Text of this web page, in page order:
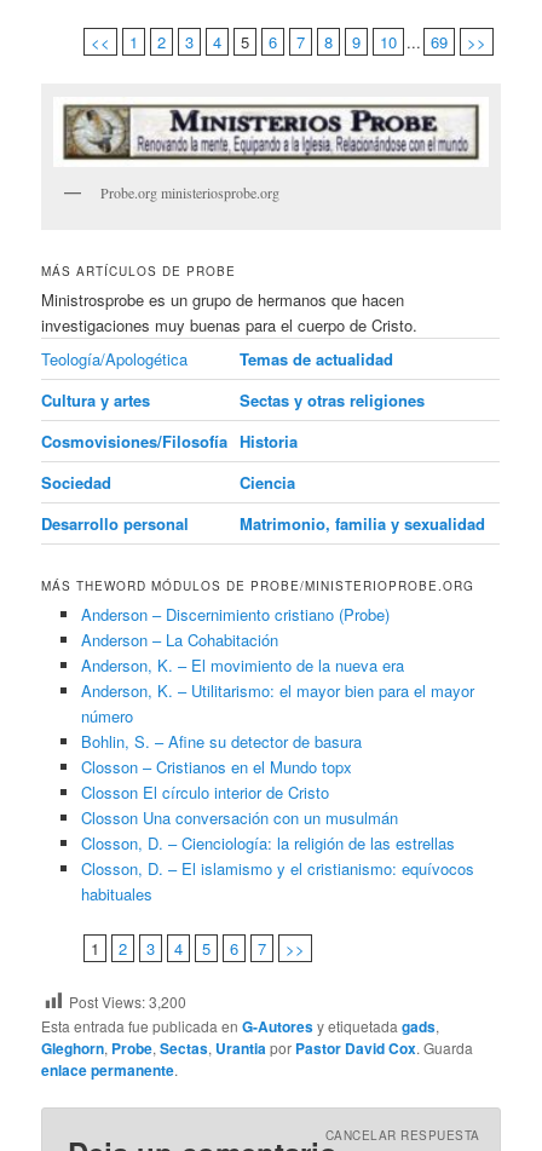
<< 1 2 3 4 5 6 7 8 9 10 ... 69 >>
Probe.org ministeriosprobe.org
MÁS ARTÍCULOS DE PROBE
Ministrosprobe es un grupo de hermanos que hacen
investigaciones muy buenas para el cuerpo de Cristo.
Teología/Apologética
Temas de actualidad
Cultura y artes
Sectas y otras religiones
Cosmovisiones/Filosofía Historia
Sociedad
Ciencia
Desarrollo personal
Matrimonio, familia y sexualidad
MÁS THEWORD MÓDULOS DE PROBE/MINISTERIOPROBE.ORG
Anderson – Discernimiento cristiano (Probe)
Anderson – La Cohabitación
Anderson, K. – El movimiento de la nueva era
Anderson, K. – Utilitarismo: el mayor bien para el mayor
número
Bohlin, S. – Afine su detector de basura
Closson – Cristianos en el Mundo topx
Closson El círculo interior de Cristo
Closson Una conversación con un musulmán
Closson, D. – Cienciología: la religión de las estrellas
Closson, D. – El islamismo y el cristianismo: equívocos
habituales
1 2 3 4 5 6 7 >>
Post Views:3,200
Esta entrada fue publicada enG-Autoresy etiquetadagads,
Gleghorn, Probe,Sectas, Urantiapor Pastor David Cox. Guarda
enlace permanente.
CANCELAR RESPUESTA